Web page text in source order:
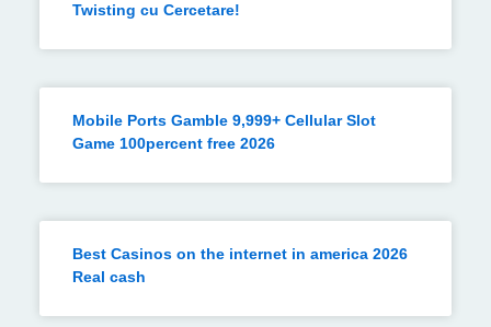
Twisting cu Cercetare!
Mobile Ports Gamble 9,999+ Cellular Slot
Game 100percent free 2026
Best Casinos on the internet in america 2026
Real cash